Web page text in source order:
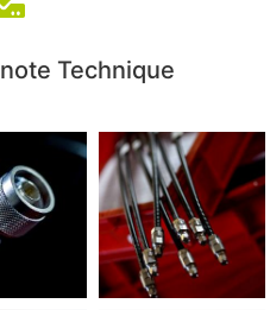
Technique